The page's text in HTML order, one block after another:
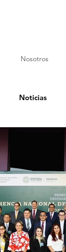
Nosotros
Noticias